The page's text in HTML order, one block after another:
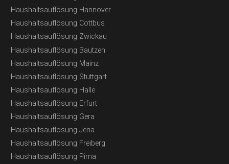
Haushaltsauflösung Hannover
Haushaltsauflösung Cottbus
Haushaltsauflösung Zwickau
Haushaltsauflösung Bautzen
Haushaltsauflösung Mainz
Haushaltsauflösung Stuttgart
Haushaltsauflösung Halle
Haushaltsauflösung Erfurt
Haushaltsauflösung Gera
Haushaltsauflösung Jena
Haushaltsauflösung Freiberg
Haushaltsauflösung Pirna